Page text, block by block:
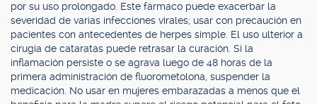
por su uso prolongado. Este fármaco puede exacerbar la
severidad de varias infecciones virales; usar con precaución en
pacientes con antecedentes de herpes simple. El uso ulterior a
cirugía de cataratas puede retrasar la curación. Si la
inflamación persiste o se agrava luego de 48 horas de la
primera administración de fluorometolona, suspender la
medicación. No usar en mujeres embarazadas a menos que el